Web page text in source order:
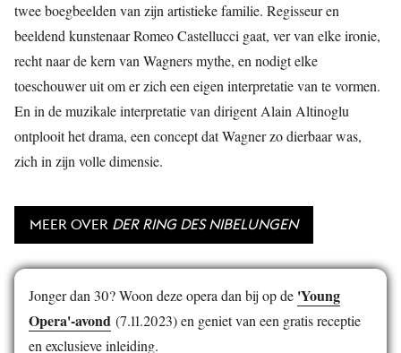
twee boegbeelden van zijn artistieke familie. Regisseur en
beeldend kunstenaar Romeo Castellucci gaat, ver van elke ironie,
recht naar de kern van Wagners mythe, en nodigt elke
toeschouwer uit om er zich een eigen interpretatie van te vormen.
En in de muzikale interpretatie van dirigent Alain Altinoglu
ontplooit het drama, een concept dat Wagner zo dierbaar was,
zich in zijn volle dimensie.
MEER OVER DER RING DES NIBELUNGEN
Jonger dan 30? Woon deze opera dan bij op de 'Young
Opera'-avond (7.11.2023) en geniet van een gratis receptie
en exclusieve inleiding.